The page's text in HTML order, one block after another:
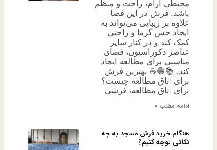
محیطی آرام، راحت و منظم
باشد. فرش در این فضا
علاوه بر زیبایی می‌تواند به
ایجاد حس گرما و راحتی
کمک کند و در کنار سایر
عناصر دکوراسیون، فضای
مناسبی برای مطالعه ایجاد
کند. 📚🧶☕ بهترین فرش
برای اتاق مطالعه چیست؟
برای اتاق مطالعه، فرشی
ادامه مطلب »
هنگام خرید فرش مسجد به چه
نکاتی توجه کنیم؟